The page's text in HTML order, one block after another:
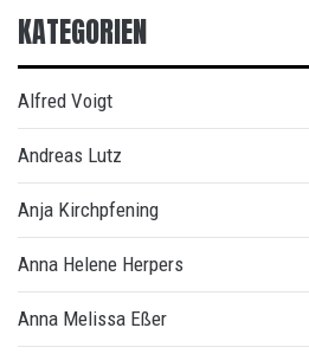
KATEGORIEN
Alfred Voigt
Andreas Lutz
Anja Kirchpfening
Anna Helene Herpers
Anna Melissa Eßer